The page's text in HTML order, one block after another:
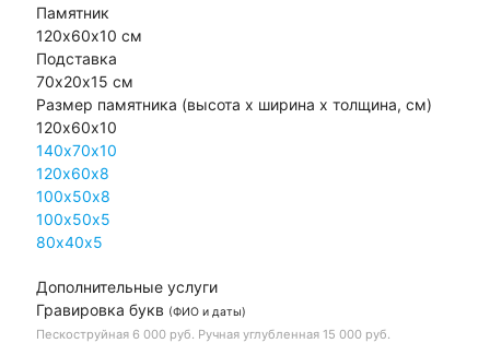
Памятник
120х60х10 см
Подставка
70х20х15 см
Размер памятника (высота х ширина х толщина, см)
120х60х10
140х70х10
120х60х8
100х50х8
100х50х5
80х40х5
Дополнительные услуги
Гравировка букв (ФИО и даты)
Пескоструйная 6 000 руб. Ручная углубленная 15 000 руб.